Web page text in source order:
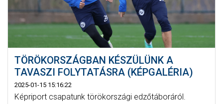
AKKREDITÁCIÓ
TÖRÖKORSZÁGBAN KÉSZÜLÜNK A
TAVASZI FOLYTATÁSRA (KÉPGALÉRIA)
2025-01-15 15:16:22
Képriport csapatunk törökországi edzőtáboráról.